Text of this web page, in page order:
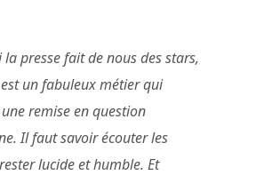
la presse fait de nous des stars,
un fabuleux métier qui
remise en question
Il faut savoir écouter les
lucide et humble. Et